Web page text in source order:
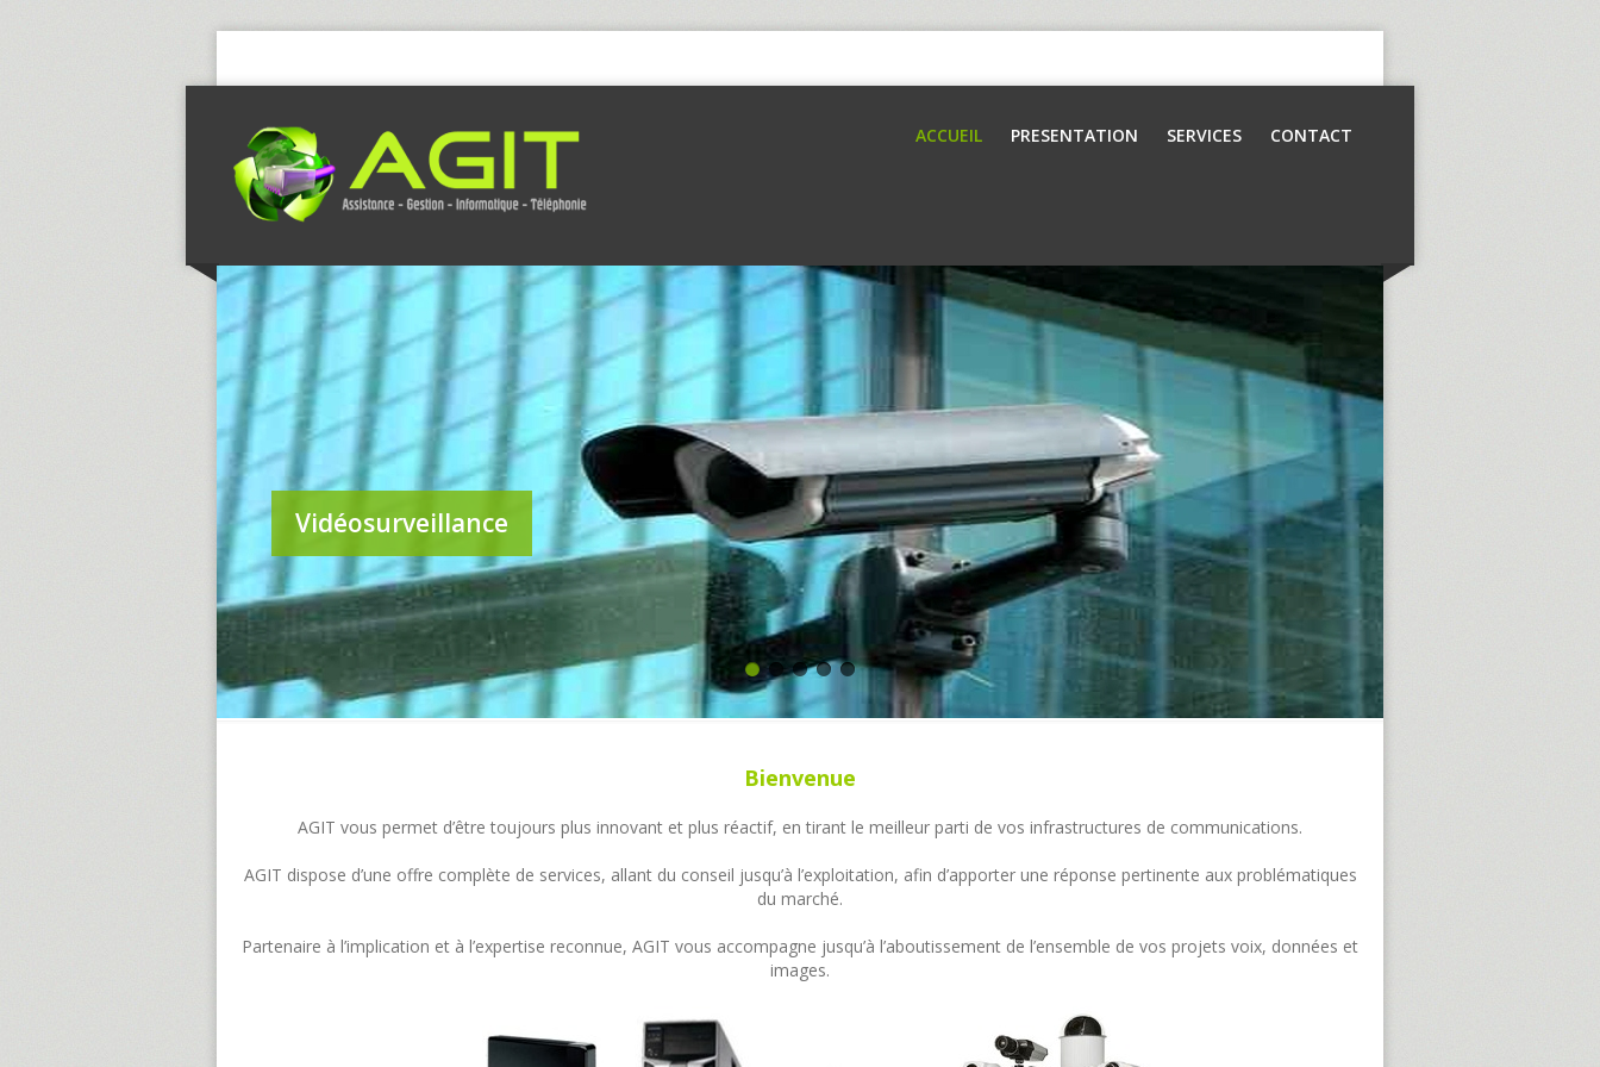
ACCUEIL PRESENTATION SERVICES CONTACT
Vidéosurveillance
Bienvenue
AGIT vous permet d’être toujours plus innovant et plus réactif, en tirant le meilleur parti de vos infrastructures de communications.
AGIT dispose d’une offre complète de services, allant du conseil jusqu’à l’exploitation, afin d’apporter une réponse pertinente aux problématiques
du marché.
Partenaire à l’implication et à l’expertise reconnue, AGIT vous accompagne jusqu’à l’aboutissement de l’ensemble de vos projets voix, données et
images.